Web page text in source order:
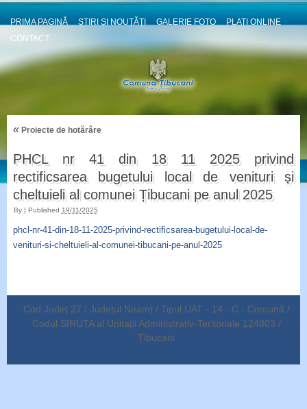
PRIMA PAGINĂ ȘTIRI ȘI NOUȚĂȚI GALERIE FOTO
PLATI ONLINE
CONTACT
«Proiecte de hotărâre
PHCL nr 41 din 18 11 2025 privind
rectificsarea bugetului local de venituri și
cheltuieli al comunei Țibucani pe anul 2025
By | Published 19/11/2025
phcl-nr-41-din-18-11-2025-privind-rectificsarea-bugetului-local-de-
venituri-si-cheltuieli-al-comunei-tibucani-pe-anul-2025
Cod Județ 27 / Județul Neamț / Tipul UAT - 14 - C - Comună /
Codul SIRUTA al Unitații Administrativ-Teritoriale 124803 /
Țibucani